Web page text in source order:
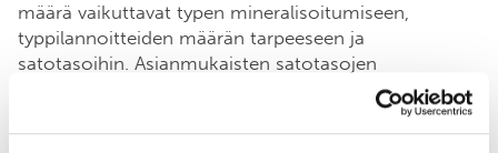
määrä vaikuttavat typen mineralisoitumiseen,
typpilannoitteiden määrän tarpeeseen ja
satotasoihin. Asianmukaisten satotasojen
saavuttamiseksi viljelijät usein täydentävät maaperän
typpitasoja lannoituksella. Typpilannoitteen liiallisesta
levittämisestä aiheutuvien taloudellisten menetysten